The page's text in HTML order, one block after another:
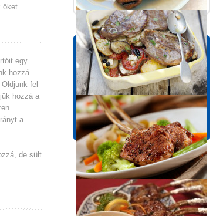
őket.
egy
hozzá
fel
hozzá a
a
de sült
Tápérték információk
1 adagra vonatkozik!
Energia
436 kcal
Zsír
36.9g
Szénhidrát
1.2g
Fehérje
24.7g